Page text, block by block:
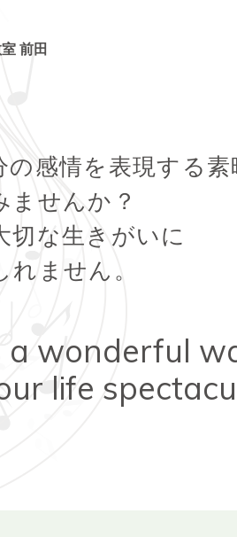
の感情を表現する
ませんか？
切な生きがいに
ません。
a wonderful
life
ー・ウクレレ教室
紹介
ちゃんブログ
ブログ